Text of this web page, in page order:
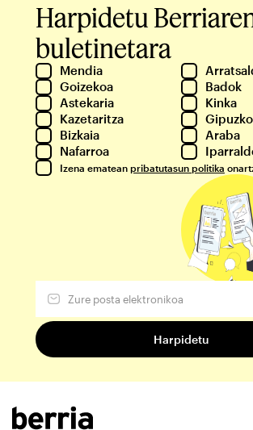
Harpidetu
buletinetara
Mendia
Goizekoa
Badok
Astekaria
Kinka
Kazetaritza
Bizkaia
Araba
Nafarroa
Izena ematean pribatutasun politika